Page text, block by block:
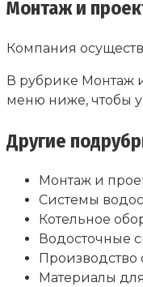
Монтаж и
Компания
В рубрике Монтаж
меню ниже, чтобы
Другие
Монтаж и
Системы
Котельное
Водосточные
Производство
Материалы